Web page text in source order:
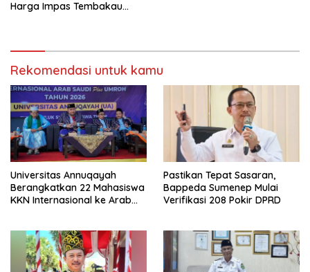
Harga Impas Tembakau
Rekomendasi untuk kamu
Universitas Annuqayah
Berangkatkan 22 Mahasiswa
KKN Internasional ke Arab
Pastikan Tepat Sasaran,
Bappeda Sumenep Mulai
Verifikasi 208 Pokir DPRD